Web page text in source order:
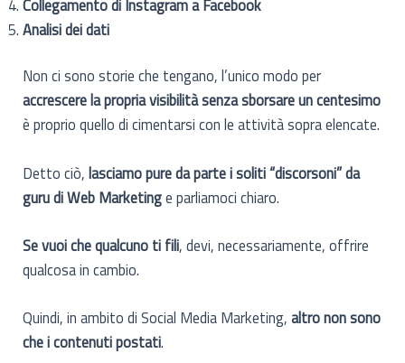
Collegamento di Instagram a Facebook
Analisi dei dati
Non ci sono storie che tengano, l’unico modo per
accrescere la propria visibilità senza sborsare un centesimo
è proprio quello di cimentarsi con le attività sopra elencate.
Detto ciò, lasciamo pure da parte i soliti “discorsoni” da
guru di Web Marketinge parliamoci chiaro.
Se vuoi che qualcuno ti fili, devi, necessariamente, offrire
qualcosa in cambio.
Quindi, in ambito di Social Media Marketing,altro non sono
che i contenuti postati.